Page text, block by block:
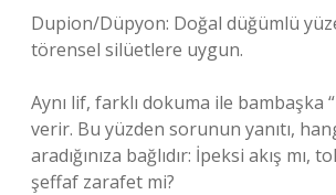
Dupion/Düpyon: Doğal düğümlü
törensel silüetlere uygun.
Aynı lif, farklı dokuma ile bambaşka
verir. Bu yüzden sorunun yanıtı,
aradığınıza bağlıdır: İpeksi akış mı,
şeffaf zarafet mi?